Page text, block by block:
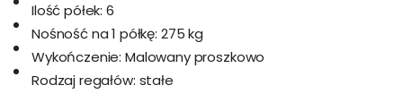
Ilość półek: 6
Nośność na 1 półkę: 275 kg
Wykończenie: Malowany proszkowo
Rodzaj regałów: stałe